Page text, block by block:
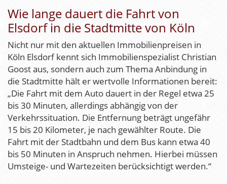
Wie lange dauert die Fahrt von
Elsdorf in die Stadtmitte von Köln
Nicht nur mit den aktuellen Immobilienpreisen in
Köln Elsdorf kennt sich Immobilienspezialist Christian
Goost aus, sondern auch zum Thema Anbindung in
die Stadtmitte hält er wertvolle Informationen bereit:
„Die Fahrt mit dem Auto dauert in der Regel etwa 25
bis 30 Minuten, allerdings abhängig von der
Verkehrssituation. Die Entfernung beträgt ungefähr
15 bis 20 Kilometer, je nach gewählter Route. Die
Fahrt mit der Stadtbahn und dem Bus kann etwa 40
bis 50 Minuten in Anspruch nehmen. Hierbei müssen
Umsteige- und Wartezeiten berücksichtigt werden.“